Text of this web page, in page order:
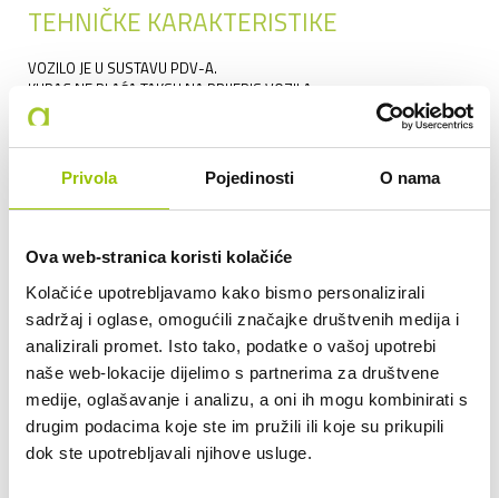
Privola Pojedinosti O nama
Ova web-stranica koristi kolačiće
Kolačiće upotrebljavamo kako bismo personalizirali
sadržaj i oglase, omogućili značajke društvenih medija i
analizirali promet. Isto tako, podatke o vašoj upotrebi
naše web-lokacije dijelimo s partnerima za društvene
medije, oglašavanje i analizu, a oni ih mogu kombinirati s
drugim podacima koje ste im pružili ili koje su prikupili
dok ste upotrebljavali njihove usluge.
TEHNIČKE KARAKTERISTIKE
VOZILO JE U SUSTAVU PDV-A.
KUPAC NE PLAĆA TAKSU NA PRIJEPIS VOZILA.
PROIZVOĐAČ:
MODEL:
CLIO
GODINA PROIZVODNJE:
MJENJAČ:
MEHANIČKI MJENJAČ
SERVISNA KNJIŽICA:
DA
GARAŽIRAN:
DA
STANJE:
RABLJENO